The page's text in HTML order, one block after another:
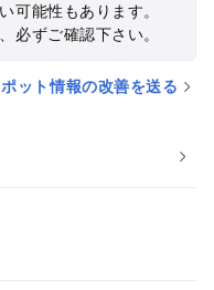
可能性もあります。
必ずご確認下さい。
ポット情報の改善を送る